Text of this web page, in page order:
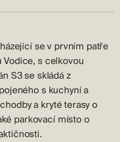
se v prvním patře
s celkovou
S3 se skládá z
s kuchyní a
a kryté terasy o
parkovací místo o